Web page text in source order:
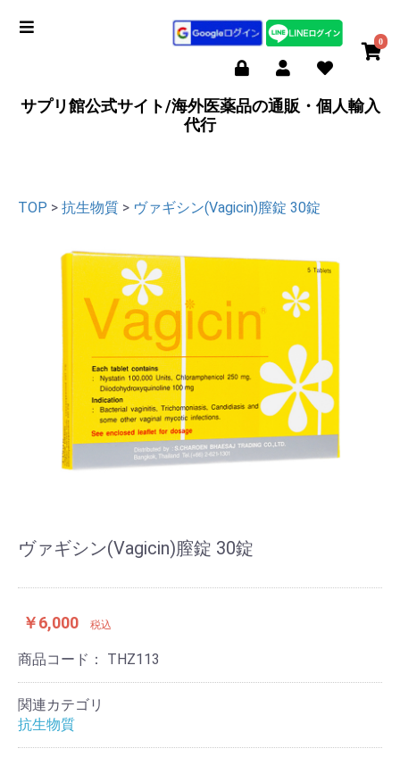
0
サプリ館公式サイト/海外医薬品の通販・個人輸入
代行
TOP > 抗生物質 > ヴァギシン(Vagicin)膣錠 30錠
ヴァギシン(Vagicin)膣錠 30錠
￥6,000 税込
商品コード： THZ113
関連カテゴリ
抗生物質